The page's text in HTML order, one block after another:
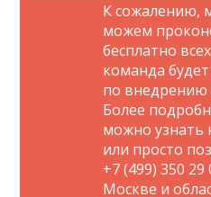
К сожалению,
можем
бесплатно
команда будет
по внедрению
Более
можно узнать
или просто
+7 (499) 350
Москве и